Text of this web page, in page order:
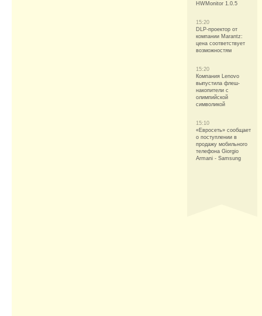
HWMonitor 1.0.5
15:20
DLP-проектор от
компании Marantz:
цена соответствует
возможностям
15:20
Компания Lenovo
выпустила флеш-
накопители с
олимпийской
символикой
15:10
«Евросеть» сообщает
о поступлении в
продажу мобильного
телефона Giorgio
Armani - Samsung